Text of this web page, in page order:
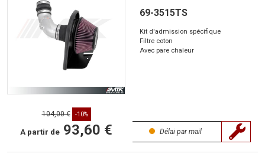
69-3515TS
Kit d'admission spécifique
Filtre coton
Avec pare chaleur
104,00 € -10%
A partir de 93,60 € Délai par mail